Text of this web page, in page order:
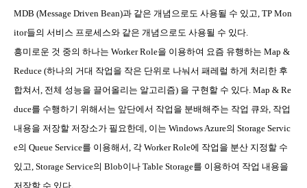
MDB (Message Driven Bean)과 같은 개념으로도 사용될 수 있고 , TP Mon
itor들의 서비스 프로세스와 같은 개념으로도 사용될 수 있다
흥미로운 것 중의 하나는 Worker Role을 이용하여 요즘 유행하는 Map &
Reduce (하나의 거대 작업을 작은 단위로 나눠서 패레럴 하게 처리한 후
합쳐서 전체 성능을 끌어올리는 알고리즘) 을 구현할 수 있다 . Map & Re
duce를 수행하기 위해서는 앞단에서 작업을 분배해주는 작업 큐와 작업
내용을 저장할 저장소가 필요한데 이는 Windows Azure의 Storage Servic
e의 Queue Service를 이용해서 각 Worker Role에 작업을 분산 지정할 수
있고 , Storage Service의 Blob이나 Table Storage를 이용하여 작업 내용을
저장할 수 있다